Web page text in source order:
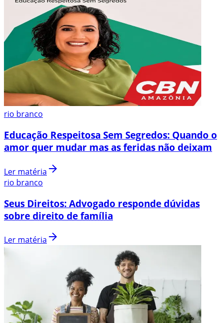
rio branco
Educação Respeitosa Sem Segredos: Quando o
amor quer mudar mas as feridas não deixam
Ler matéria
rio branco
Seus Direitos: Advogado responde dúvidas
sobre direito de família
Ler matéria